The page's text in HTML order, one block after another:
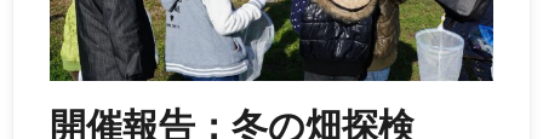
開催報告：冬の畑探検